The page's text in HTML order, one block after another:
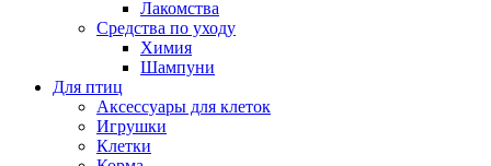
Лакомства
Средства по уходу
Химия
Шампуни
Для птиц
Аксессуары для клеток
Игрушки
Клетки